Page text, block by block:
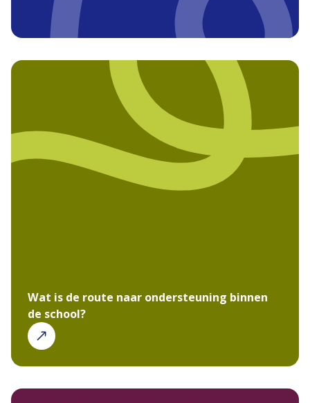
Wat is de route naar ondersteuning binnen
de school?